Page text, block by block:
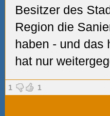
Besitzer des
Region die
haben - und das
hat nur
1 1